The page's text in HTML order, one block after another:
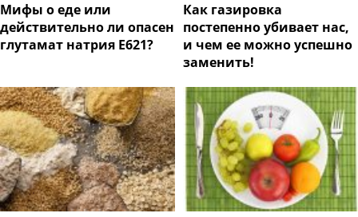
Мифы о еде или
действительно ли опасен
глутамат натрия E621?
Как газировка
постепенно убивает нас,
и чем ее можно успешно
заменить!